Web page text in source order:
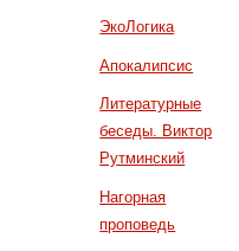
ЭкоЛогика
Апокалипсис
Литературные
беседы. Виктор
Рутминский
Нагорная
проповедь